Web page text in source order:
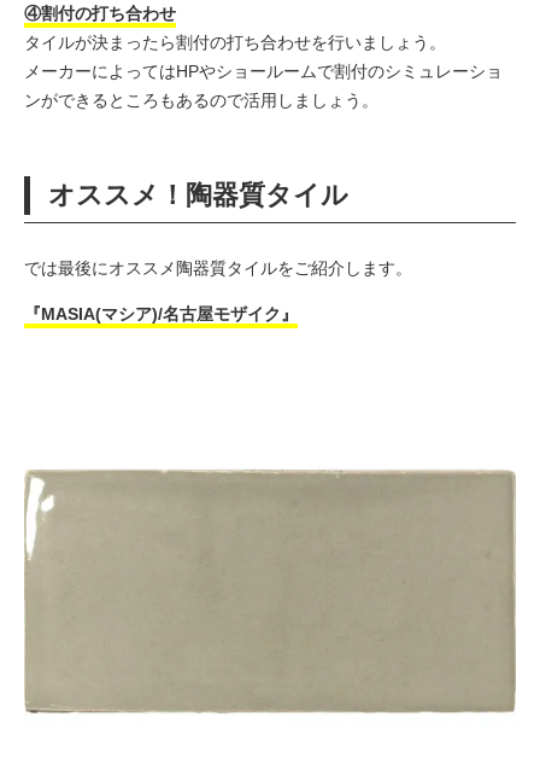
④割付の打ち合わせ
タイルが決まったら割付の打ち合わせを行いましょう。
メーカーによってはHPやショールームで割付のシミュレーショ
ンができるところもあるので活用しましょう。
オススメ！陶器質タイル
では最後にオススメ陶器質タイルをご紹介します。
『MASIA(マシア)/名古屋モザイク』